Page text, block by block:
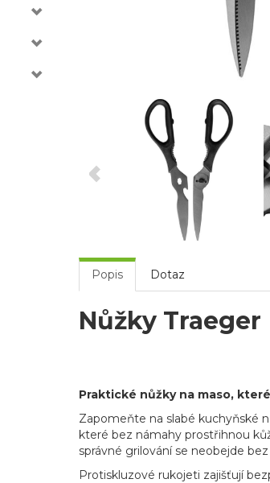
Popis Dotaz
Nůžky Traeger
Praktické nůžky na maso,
Zapomeňte na slabé kuchyňské
které bez námahy prostřihnou
správné grilování se neobejde
Protiskluzové rukojeti zajišťují